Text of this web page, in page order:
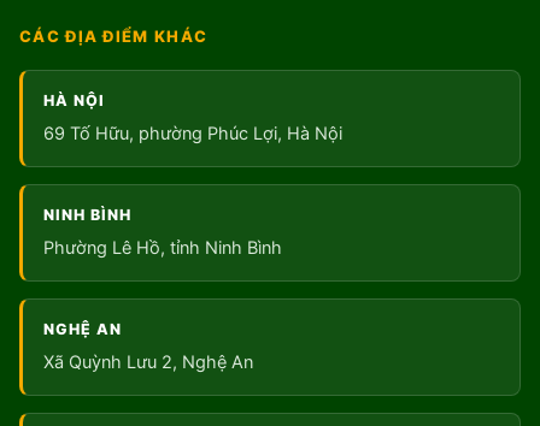
CÁC ĐỊA ĐIỂM KHÁC
HÀ NỘI
69 Tố Hữu, phường Phúc Lợi, Hà Nội
NINH BÌNH
Phường Lê Hồ, tỉnh Ninh Bình
NGHỆ AN
Xã Quỳnh Lưu 2, Nghệ An